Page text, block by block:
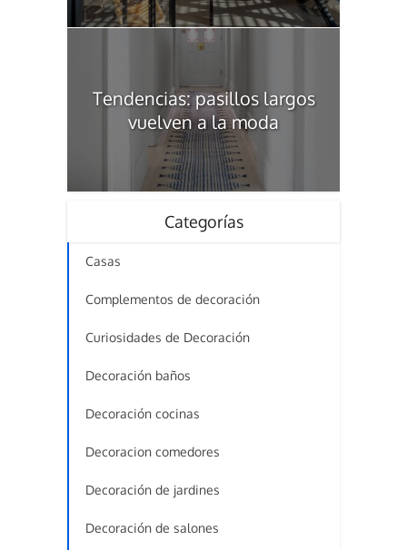
Tendencias: pasillos largos
vuelven a la moda
Categorías
Casas
Complementos de decoración
Curiosidades de Decoración
Decoración baños
Decoración cocinas
Decoracion comedores
Decoración de jardines
Decoración de salones